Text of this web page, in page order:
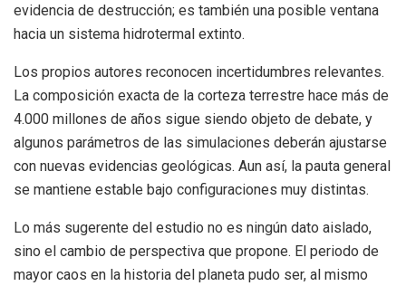
evidencia de destrucción; es también una posible ventana
hacia un sistema hidrotermal extinto.
Los propios autores reconocen incertidumbres relevantes.
La composición exacta de la corteza terrestre hace más de
4.000 millones de años sigue siendo objeto de debate, y
algunos parámetros de las simulaciones deberán ajustarse
con nuevas evidencias geológicas. Aun así, la pauta general
se mantiene estable bajo configuraciones muy distintas.
Lo más sugerente del estudio no es ningún dato aislado,
sino el cambio de perspectiva que propone. El periodo de
mayor caos en la historia del planeta pudo ser, al mismo